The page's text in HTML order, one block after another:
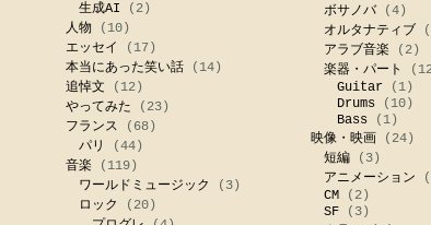
生成AI (2)
人物 (10)
エッセイ
(17)
本当にあった笑い話 (14)
追悼文 (12)
やってみた (23)
フランス (68)
パリ
(44)
音楽 (119)
ワールドミュージック
(3)
ロック
(20)
ボサノバ(4)
オルタナティブ
アラブ音楽(2)
楽器・パート
Guitar(1)
Drums(10)
Bass(1)
映像・映画 (24)
短編(3)
アニメーション
CM(2)
SF(3)